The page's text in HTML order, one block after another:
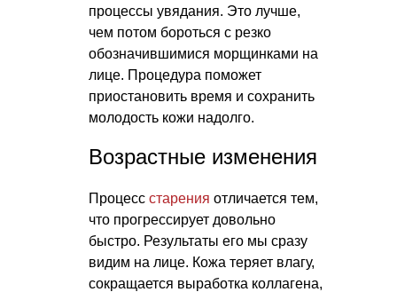
процессы увядания. Это лучше,
чем потом бороться с резко
обозначившимися морщинками на
лице. Процедура поможет
приостановить время и сохранить
молодость кожи надолго.
Возрастные изменения
Процесс старения отличается тем,
что прогрессирует довольно
быстро. Результаты его мы сразу
видим на лице. Кожа теряет влагу,
сокращается выработка коллагена,